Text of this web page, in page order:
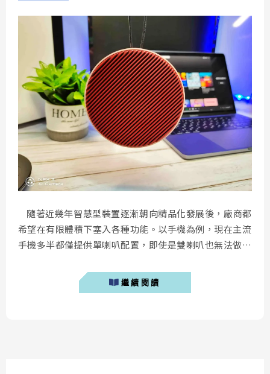
隨著近幾年智慧型裝置逐漸朝向精品化發展後，廠商都
希望在有限體積下塞入各種功能。以手機為例，現在主流
手機多半都僅提供單喇叭配置，即使是雙喇叭也無法做到
的使用場景以外，更重要的是有效的彌補手機外放音量的
不足。今天要介紹的這款 Vifa City 藍牙喇叭，飽滿的音
繼續閱讀